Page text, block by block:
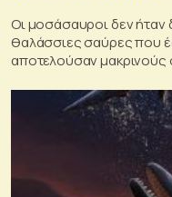
Οι μοσάσαυροι δεν ήταν
θαλάσσιες σαύρες που
αποτελούσαν μακρινούς